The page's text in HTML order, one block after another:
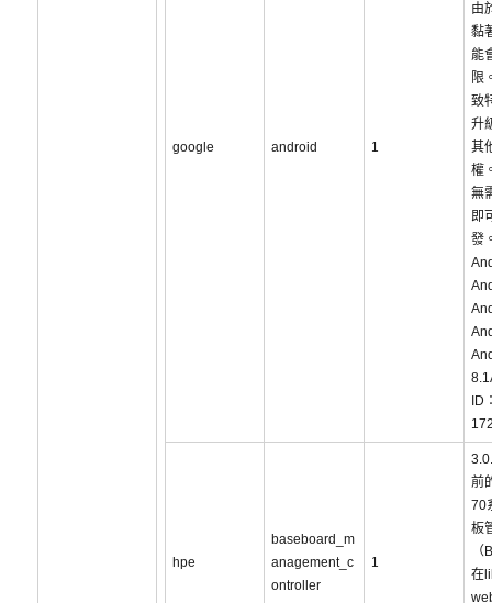
google android 1
由
黏
能
限
致
升
其
權
無
即
發
ID
hpe
baseboard_m
anagement_c
ontroller
1
前
70
板
在